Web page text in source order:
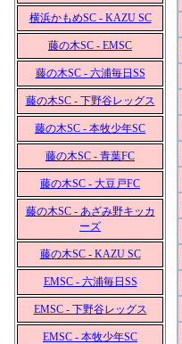
横浜かもめSC - KAZU SC
藤の木SC - EMSC
藤の木SC - 六浦毎日SS
藤の木SC - 下野谷レッグス
藤の木SC - 本牧少年SC
藤の木SC - 青葉FC
藤の木SC - 大豆戸FC
藤の木SC - あざみ野キッカ
ーズ
藤の木SC - KAZU SC
EMSC - 六浦毎日SS
EMSC - 下野谷レッグス
EMSC - 本牧少年SC